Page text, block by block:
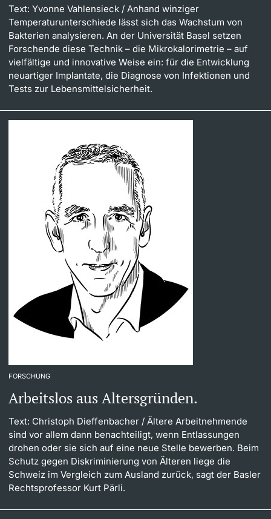
Text: Yvonne Vahlensieck / Anhand winziger
Temperaturunterschiede lässt sich das Wachstum von
Bakterien analysieren. An der Universität Basel setzen
Forschende diese Technik – die Mikrokalorimetrie – auf
vielfältige und innovative Weise ein: für die Entwicklung
neuartiger Implantate, die Diagnose von Infektionen und
Tests zur Lebensmittelsicherheit.
FORSCHUNG
Arbeitslos aus Altersgründen.
Text: Christoph Dieffenbacher / Ältere Arbeitnehmende
sind vor allem dann benachteiligt, wenn Entlassungen
drohen oder sie sich auf eine neue Stelle bewerben. Beim
Schutz gegen Diskriminierung von Älteren liege die
Schweiz im Vergleich zum Ausland zurück, sagt der Basler
Rechtsprofessor Kurt Pärli.